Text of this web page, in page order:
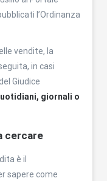
l’Ordinanza
vendite, la
in casi
Giudice
giornali o
cercare
è il
sapere come